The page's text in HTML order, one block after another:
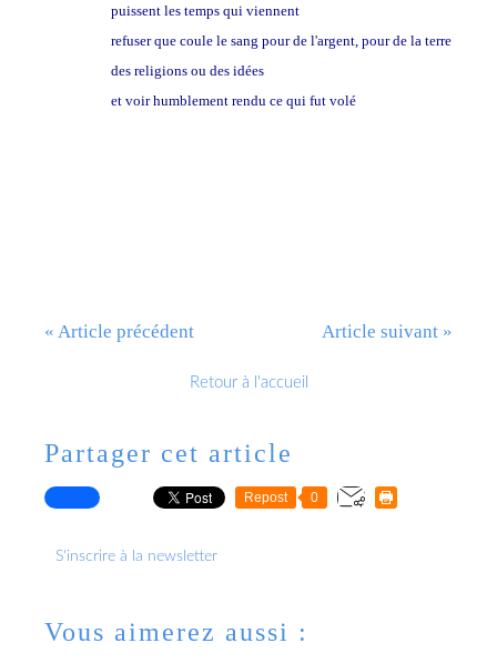
puissent les temps qui viennent
refuser que coule le sang pour de l'argent, pour de la terre
des religions ou des idées
et voir humblement rendu ce qui fut volé
« Article précédent Article suivant »
Retour à l'accueil
Partager cet article
Repost 0
S'inscrire à la newsletter
Vous aimerez aussi :